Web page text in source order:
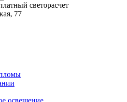
светорасчет
77
освещение